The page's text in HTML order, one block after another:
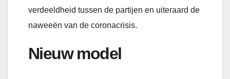
verdeeldheid tussen de partijen en uiteraard de
naweeën van de coronacrisis.
Nieuw model